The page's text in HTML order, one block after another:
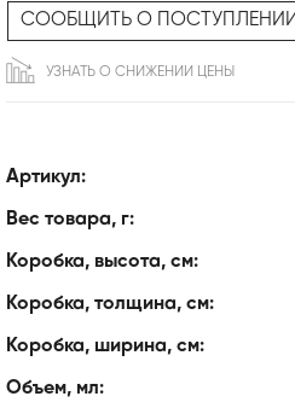
Артикул:
Вес товара, г:
Коробка, высота, см:
Коробка, толщина, см:
Коробка, ширина, см:
Объем, мл:
СООБЩИТЬ О ПОСТУПЛЕНИИ
УЗНАТЬ О СНИЖЕНИИ ЦЕНЫ